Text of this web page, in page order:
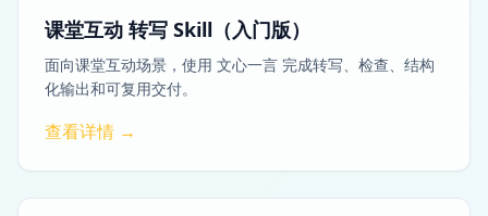
课堂互动 转写 Skill（入门版）
面向课堂互动场景，使用 文心一言 完成转写、检查、结构
化输出和可复用交付。
查看详情 →